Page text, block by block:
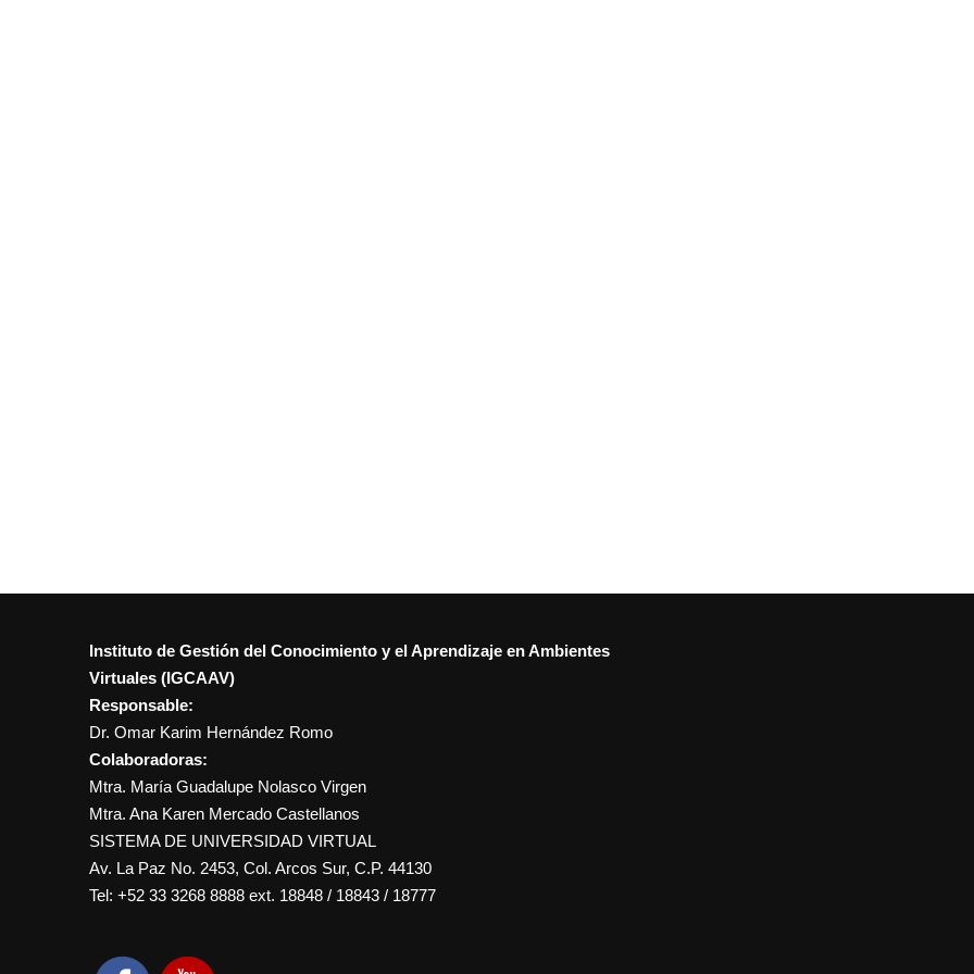
Instituto de Gestión del Conocimiento y el Aprendizaje en Ambientes
Virtuales (IGCAAV)
Responsable:
Dr. Omar Karim Hernández Romo
Colaboradoras:
Mtra. María Guadalupe Nolasco Virgen
Mtra. Ana Karen Mercado Castellanos
SISTEMA DE UNIVERSIDAD VIRTUAL
Av. La Paz No. 2453, Col. Arcos Sur, C.P. 44130
Tel: +52 33 3268 8888‏ ext. 18848 / 18843 / 18777